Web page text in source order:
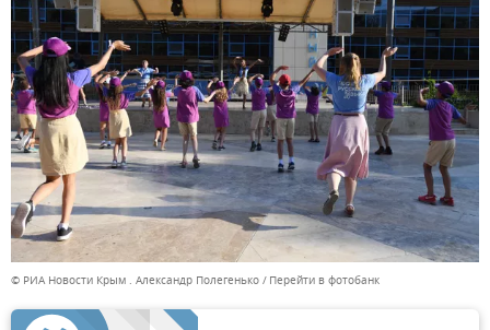
© РИА Новости Крым . Александр Полегенько Перейти в фотобанк